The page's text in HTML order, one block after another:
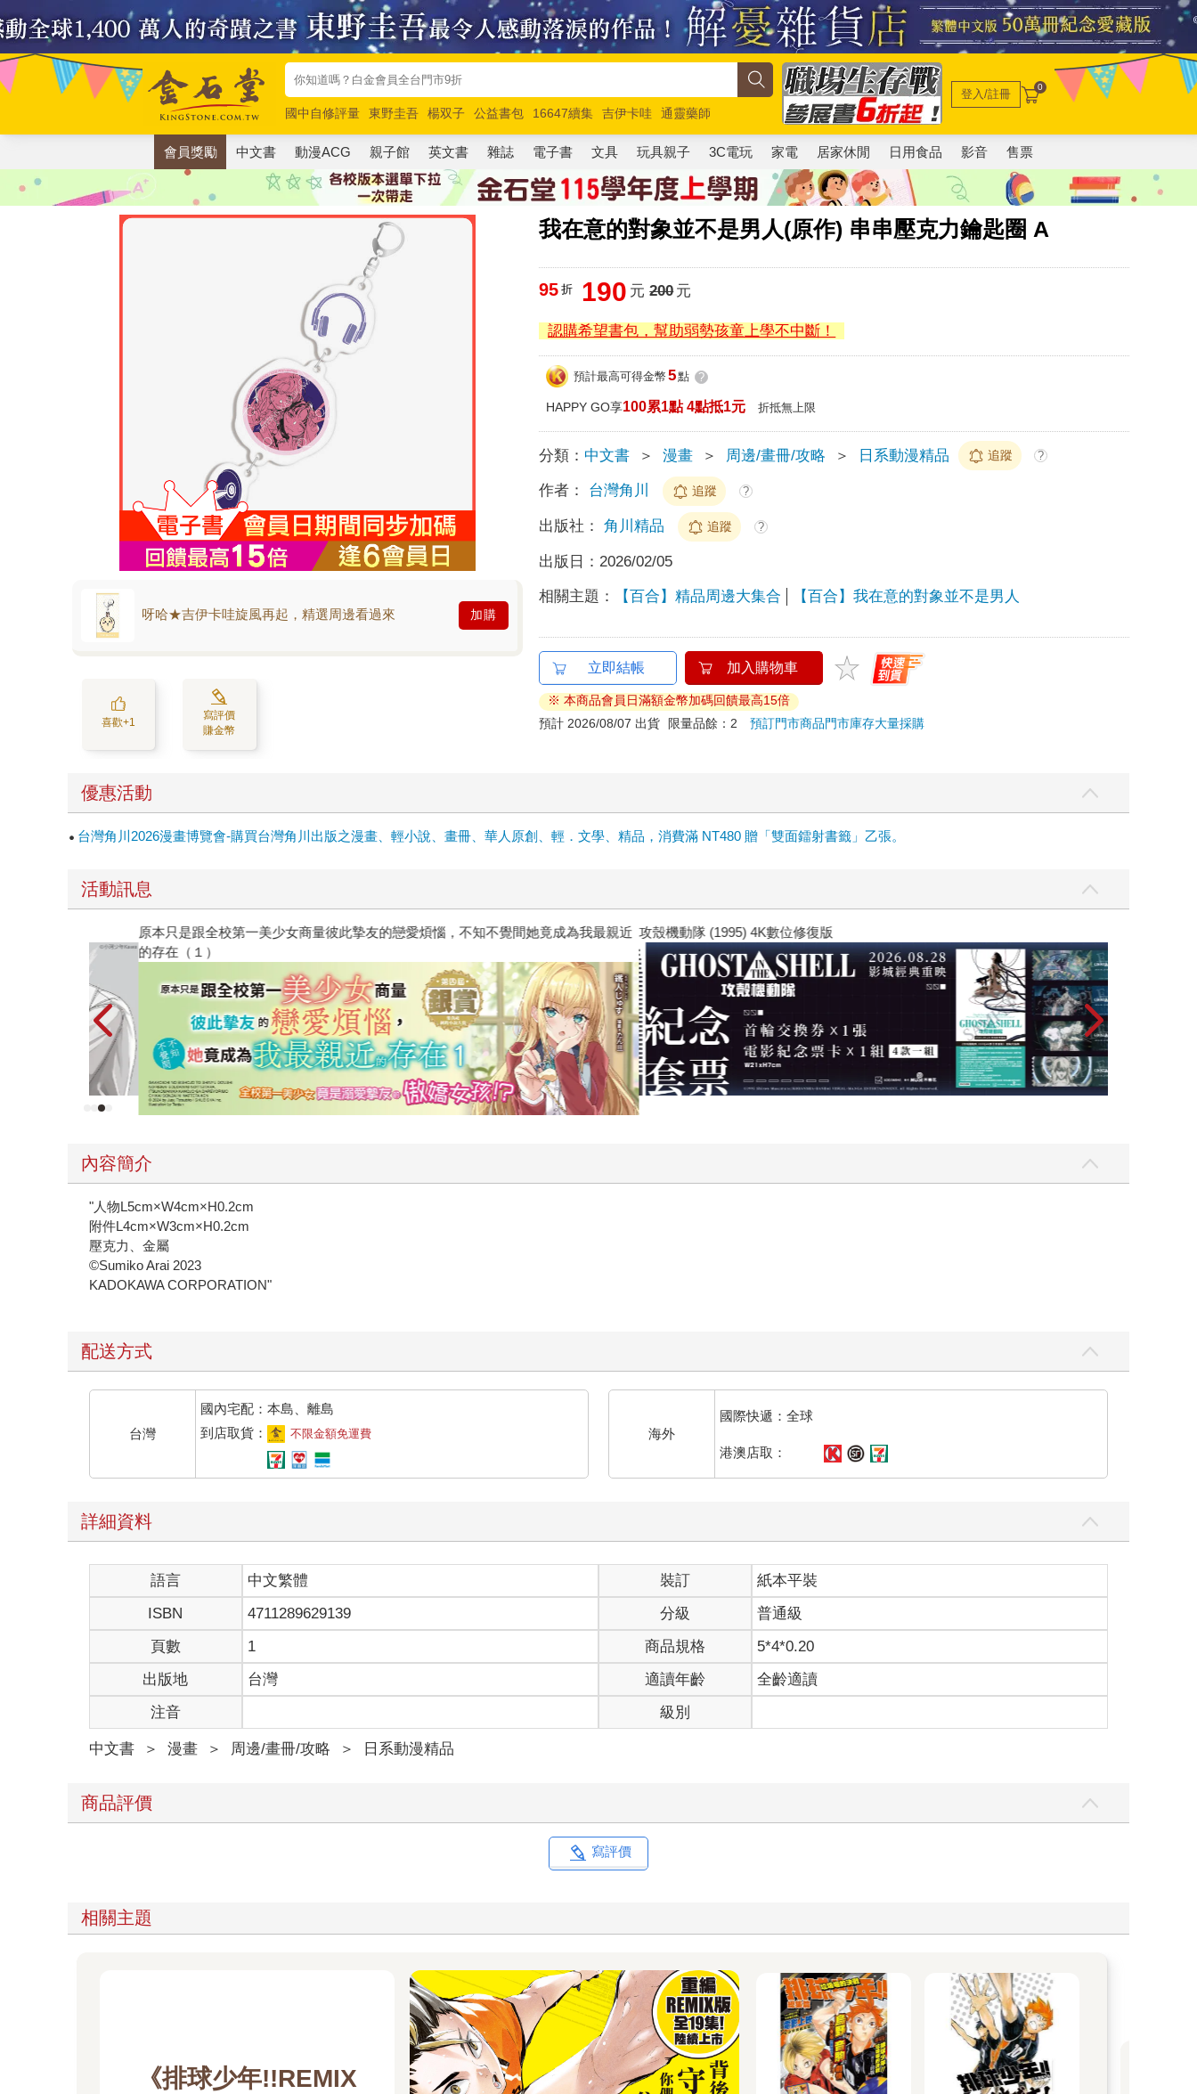
國中自修評量 東野圭吾 楊双子 公益書包 16647續集 吉伊卡哇
通靈藥師
唯紅花綻放
奧德賽 路邊攤新作 馬斯克 玩具總動員5 超慢跑
登入/註冊 0
會員獎勵 中文書 動漫ACG 親子館 英文書 雜誌 電子書 文具 玩具親子 3C電玩 家電 居家休閒 日用食品 影音 售票
我在意的對象並不是男人(原作) 串串壓克力鑰匙圈 A
呀哈★吉伊卡哇旋風再起，精選周邊看過來 加購
喜歡+1
寫評價
賺金幣
95 折 190 元 200元
認購希望書包，幫助弱勢孩童上學不中斷！
預計最高可得金幣 5點 ?
HAPPY GO享100累1點 4點抵1元 折抵無上限
分類： 中文書 ＞ 漫畫 ＞ 周邊/畫冊/攻略 ＞ 日系動漫精品 追蹤 ?
作者： 台灣角川 追蹤 ?
出版社： 角川精品 追蹤 ?
出版日： 2026/02/05
相關主題： 【百合】精品周邊大集合 【百合】我在意的對象並不是男人
立即結帳 加入購物車
※ 本商品會員日滿額金幣加碼回饋最高15倍
預計 2026/08/07 出貨
限量品餘：2預訂門市商品門市庫存大量採購
優惠活動
台灣角川2026漫畫博覽會-購買台灣角川出版之漫畫、輕小說、畫冊、華人原創、輕．文學、精品，消費滿 NT480 贈「雙面鐳射書籤」乙張。
活動訊息
原本只是跟全校第一美少女商量彼此摯友的戀愛煩惱，不知不覺間她竟成為我最親近
的存在（１）
攻殼機動隊 (1995) 4K數位修復版
內容簡介
"人物L5cm×W4cm×H0.2cm
附件L4cm×W3cm×H0.2cm
壓克力、金屬
©Sumiko Arai 2023
KADOKAWA CORPORATION"
配送方式
台灣
國內宅配：本島、離島
到店取貨：
不限金額免運費 海外
國際快遞：全球
港澳店取：
詳細資料
語言 中文繁體 裝訂
紙本平裝
ISBN
4711289629139 分級
普通級
頁數
1 商品規格
5*4*0.20
出版地
台灣 適讀年齡
全齡適讀
注音
級別
中文書 ＞ 漫畫 ＞ 周邊/畫冊/攻略 ＞ 日系動漫精品
商品評價
寫評價
相關主題
《排球少年!!REMIX